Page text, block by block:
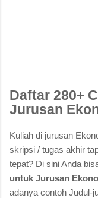
Daftar 280+
Jurusan
Kuliah di jurusan
skripsi / tugas akhir
tepat? Di sini Anda
untuk Jurusan
adanya contoh Judul-